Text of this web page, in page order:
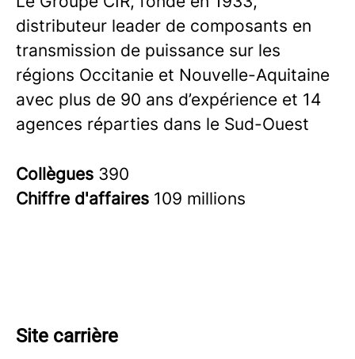
distributeur leader de composants en
transmission de puissance sur les
régions Occitanie et Nouvelle-Aquitaine
avec plus de 90 ans d’expérience et 14
agences réparties dans le Sud-Ouest
Collègues 390
Chiffre d'affaires 109 millions
Site carrière